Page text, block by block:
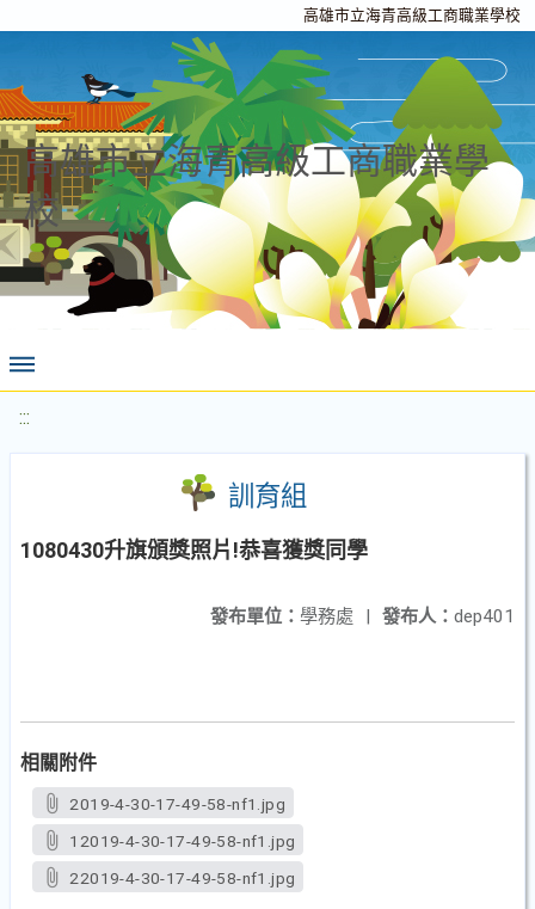
高雄市立海青高級工商職業學校
高雄市立海青高級工商職業學
校
:::
訓育組
1080430升旗頒獎照片!恭喜獲獎同學
發布人： dep401
發布單位： 學務處 |
相關附件
2019-4-30-17-49-58-nf1.jpg
12019-4-30-17-49-58-nf1.jpg
22019-4-30-17-49-58-nf1.jpg